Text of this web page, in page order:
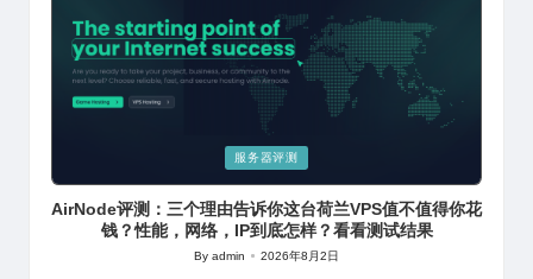
in
服务器评测
AirNode评测：三个理由告诉你这台荷兰VPS值不值得你花
钱？性能，网络，IP到底怎样？看看测试结果
Posted
Byadmin 2026年8月2日